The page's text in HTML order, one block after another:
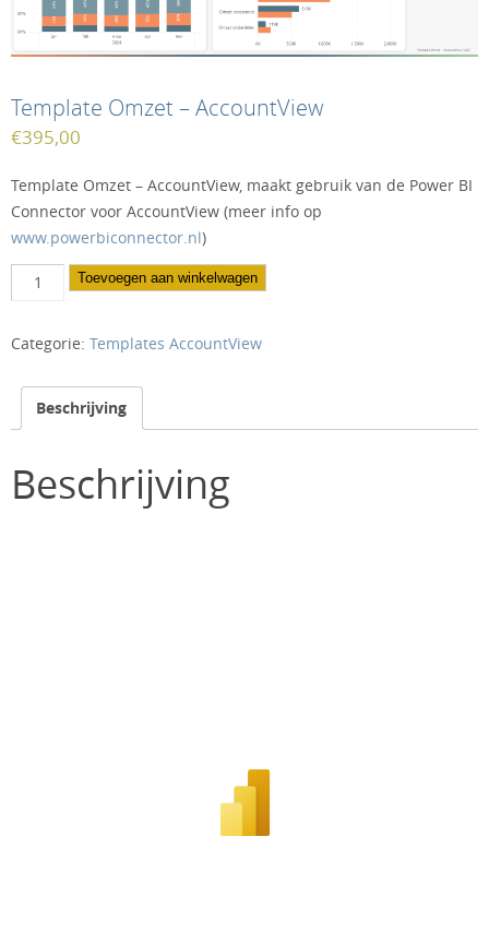
Template Omzet – AccountView
€395,00
Template Omzet – AccountView, maakt gebruik van de Power BI
Connector voor AccountView (meer info op
www.powerbiconnector.nl)
Template
Omzet
AccountView
Toevoegen aan winkelwagen
Categorie: Templates AccountView
Beschrijving
Beschrijving